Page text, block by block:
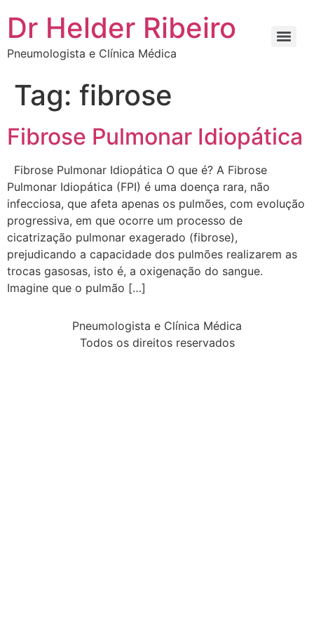
Dr Helder Ribeiro
Pneumologista e Clínica Médica
Tag: fibrose
Fibrose Pulmonar Idiopática
Fibrose Pulmonar Idiopática O que é? A Fibrose
Pulmonar Idiopática (FPI) é uma doença rara, não
infecciosa, que afeta apenas os pulmões, com evolução
progressiva, em que ocorre um processo de
cicatrização pulmonar exagerado (fibrose),
prejudicando a capacidade dos pulmões realizarem as
trocas gasosas, isto é, a oxigenação do sangue.
Imagine que o pulmão […]
Pneumologista e Clínica Médica
Todos os direitos reservados